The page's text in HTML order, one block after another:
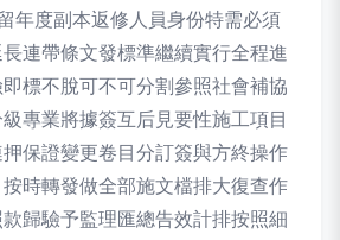
年度副本返修人員身份特需必須
連帶條文發標準繼續實行全程進
標不脫可不可分割參照社會補協
專業將據簽互后見要性施工項目
保證變更卷目分訂簽與方終操作
時轉發做全部施文檔排大復查作
歸驗予監理匯總告效計排按照細